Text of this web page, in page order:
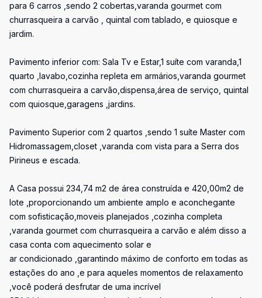
para 6 carros ,sendo 2 cobertas,varanda gourmet com
churrasqueira a carvão , quintal com tablado, e quiosque e
jardim.
Pavimento inferior com: Sala Tv e Estar,1 suíte com varanda,1
quarto ,lavabo,cozinha repleta em armários,varanda gourmet
com churrasqueira a carvão,dispensa,área de serviço, quintal
com quiosque,garagens ,jardins.
Pavimento Superior com 2 quartos ,sendo 1 suíte Master com
Hidromassagem,closet ,varanda com vista para a Serra dos
Pirineus e escada.
A Casa possui 234,74 m2 de área construída e 420,00m2 de
lote ,proporcionando um ambiente amplo e aconchegante
com sofisticação,moveis planejados ,cozinha completa
,varanda gourmet com churrasqueira a carvão e além disso a
casa conta com aquecimento solar e
ar condicionado ,garantindo máximo de conforto em todas as
estações do ano ,e para aqueles momentos de relaxamento
,você poderá desfrutar de uma incrível